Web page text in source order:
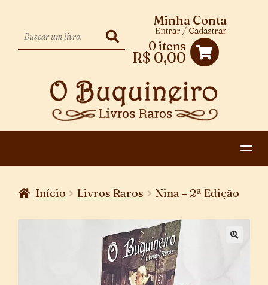
0 itens
R$ 0,00
Minha Conta
Entrar / Cadastrar
MENU
DESCENDENTE
PAGAMENTO E ENTREGA
CONTATO
Início Livros Raros Nina – 2ª Edição